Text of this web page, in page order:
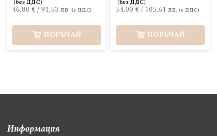
46,80 €/91,53 лв.
ПОРЪЧАЙ
54,00 €/ 105,61 лв.
ПОРЪЧАЙ
Информация